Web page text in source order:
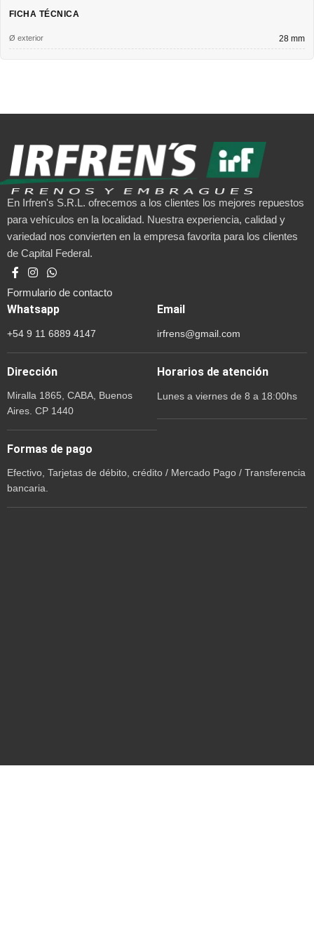
FICHA TÉCNICA
Ø exterior 28 mm
En Irfren's S.R.L. ofrecemos a los clientes los mejores repuestos
para vehículos en la localidad. Nuestra experiencia, calidad y
variedad nos convierten en la empresa favorita para los clientes
de Capital Federal.
Formulario de contacto
Whatsapp
+54 9 11 6889 4147
Email
irfrens@gmail.com
Dirección
Miralla 1865, CABA, Buenos
Aires. CP 1440
Horarios de atención
Lunes a viernes de 8 a 18:00hs
Formas de pago
Efectivo, Tarjetas de débito, crédito / Mercado Pago / Transferencia
bancaria.